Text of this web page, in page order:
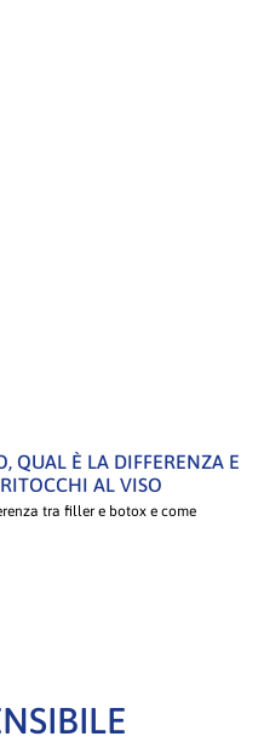
QUAL È LA DIFFERENZA E
AL VISO
tra filler e botox e come